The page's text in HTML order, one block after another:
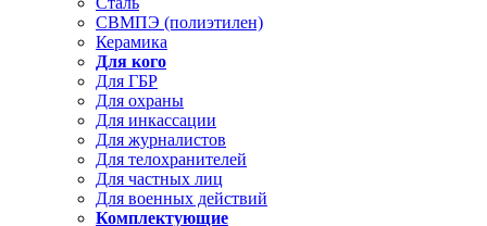
СВМПЭ (полиэтилен)
Керамика
Для кого
Для ГБР
Для охраны
Для инкассации
Для журналистов
Для телохранителей
Для частных лиц
Для военных действий
Комплектующие